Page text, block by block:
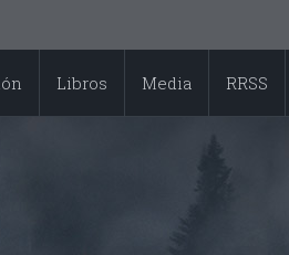
Libros Media RRSS